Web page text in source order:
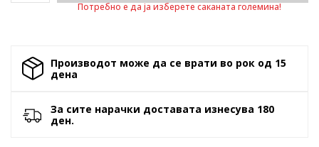
Потребно е да ја изберете саканата големина!
Производот може да се врати во рок од 15
денa
За сите нарачки доставата изнесува 180
ден.